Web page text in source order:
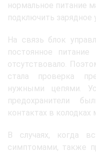
нормальное питание
подключить зарядное
На связь блок
постоянное
отсутствовало.
стала проверка
нужными цепями.
предохранители
контактах в колодках
В случаях, когда
симптомами, также